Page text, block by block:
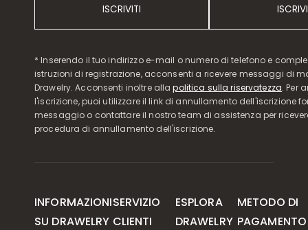
ISCRIVITI
* Inserendo il tuo indirizzo e-mail o numero di telefono e
istruzioni di registrazione, acconsenti a ricevere messaggi di
Drawelry. Acconsenti inoltre allapolitica sulla riservatezza. Per
l'iscrizione, puoi utilizzare il link di annullamento dell'iscrizione
messaggio o contattare il nostro team di assistenza per
procedura di annullamento dell'iscrizione.
INFORMAZIONI
SU DRAWELRY
SERVIZIO
CLIENTI
ESPLORA
DRAWELRY
METODO DI
PAGAMENTO